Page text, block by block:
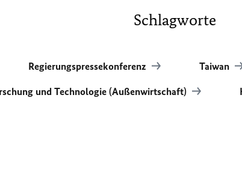
Schlagworte
Regierungspressekonferenz Taiwan
und Technologie (Außenwirtschaft)